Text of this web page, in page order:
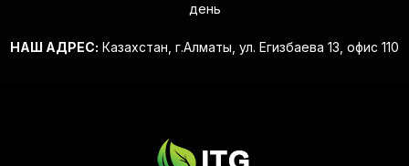
день
НАШ АДРЕС: Казахстан, г.Алматы, ул. Егизбаева 13, офис 110